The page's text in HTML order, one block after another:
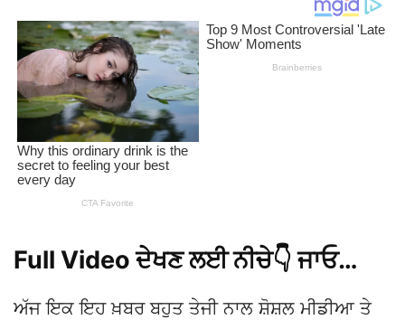
Full Video ਦੇਖਣ ਲਈ ਨੀਚੇ👇 ਜਾਓ…
ਅੱਜ ਇਕ ਇਹ ਖ਼ਬਰ ਬਹੁਤ ਤੇਜੀ ਨਾਲ ਸ਼ੋਸ਼ਲ ਮੀਡੀਆ ਤੇ